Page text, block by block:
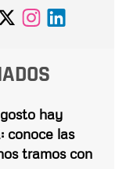
hay
conoce las
tramos con